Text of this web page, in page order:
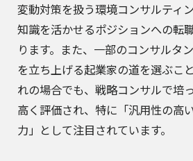
変動対策を扱う環境コンサルティ
知識を活かせるポジションへの転
ります。また、一部のコンサルタ
を立ち上げる起業家の道を選ぶこ
れの場合でも、戦略コンサルで培
高く評価され、特に「汎用性の高
力」として注目されています。